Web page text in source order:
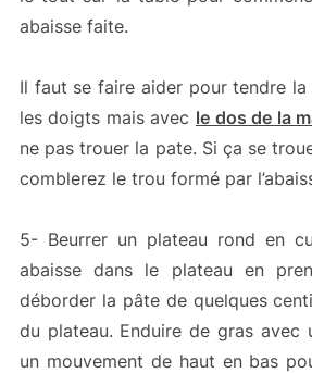
abaisse faite.
Il faut se faire aider pour tendre
les doigts mais avec le dos de la
ne pas trouer la pate. Si ça se
comblerez le trou formé par
5- Beurrer un plateau rond en
abaisse dans le plateau en
déborder la pâte de quelques
du plateau. Enduire de gras avec
un mouvement de haut en bas